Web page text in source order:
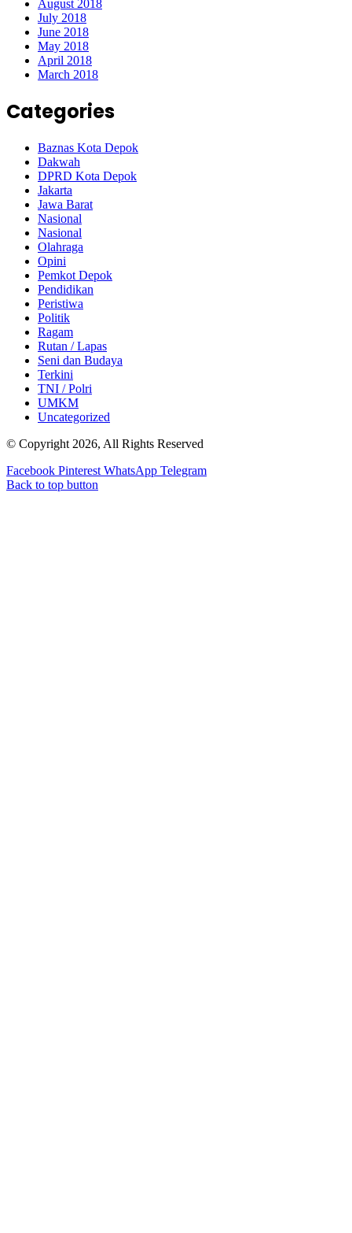
August 2018
July 2018
June 2018
May 2018
April 2018
March 2018
Categories
Baznas Kota Depok
Dakwah
DPRD Kota Depok
Jakarta
Jawa Barat
Nasional
Nasional
Olahraga
Opini
Pemkot Depok
Pendidikan
Peristiwa
Politik
Ragam
Rutan / Lapas
Seni dan Budaya
Terkini
TNI / Polri
UMKM
Uncategorized
© Copyright 2026, All Rights Reserved
Facebook Pinterest WhatsApp Telegram
Back to top button